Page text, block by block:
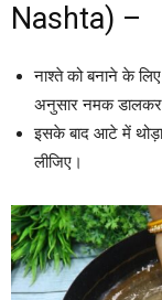
Nashta) –
नाश्ते को बनाने के
अनुसार नमक
इसके बाद आटे में
लीजिए।